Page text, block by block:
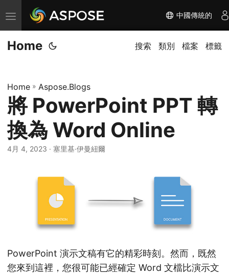
切
换
导
中國傳統的
Home 搜索 類別 檔案 標籤
Home » Aspose.Blogs
將 PowerPoint PPT 轉
換為 Word Online
4月 4, 2023 · 塞里基·伊曼紐爾
PowerPoint 演示文稿有它的精彩時刻。然而，既然
您來到這裡，您很可能已經確定 Word 文檔比演示文